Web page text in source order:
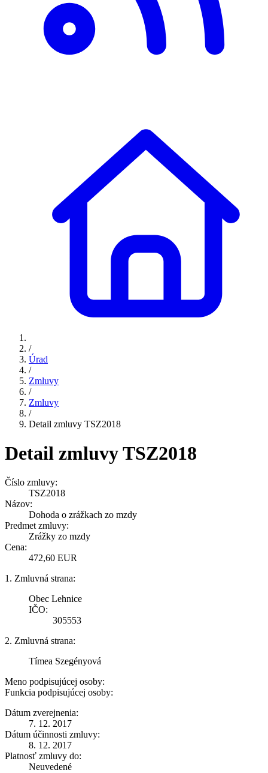
/
Úrad
/
Zmluvy
/
Zmluvy
/
Detail zmluvy TSZ2018
Detail zmluvy TSZ2018
Číslo zmluvy:
TSZ2018
Názov:
Dohoda o zrážkach zo mzdy
Predmet zmluvy:
Zrážky zo mzdy
Cena:
472,60 EUR
1. Zmluvná strana:
Obec Lehnice
IČO:
305553
2. Zmluvná strana:
Tímea Szegényová
Meno podpisujúcej osoby:
Funkcia podpisujúcej osoby:
Dátum zverejnenia:
7. 12. 2017
Dátum účinnosti zmluvy:
8. 12. 2017
Platnosť zmluvy do:
Neuvedené